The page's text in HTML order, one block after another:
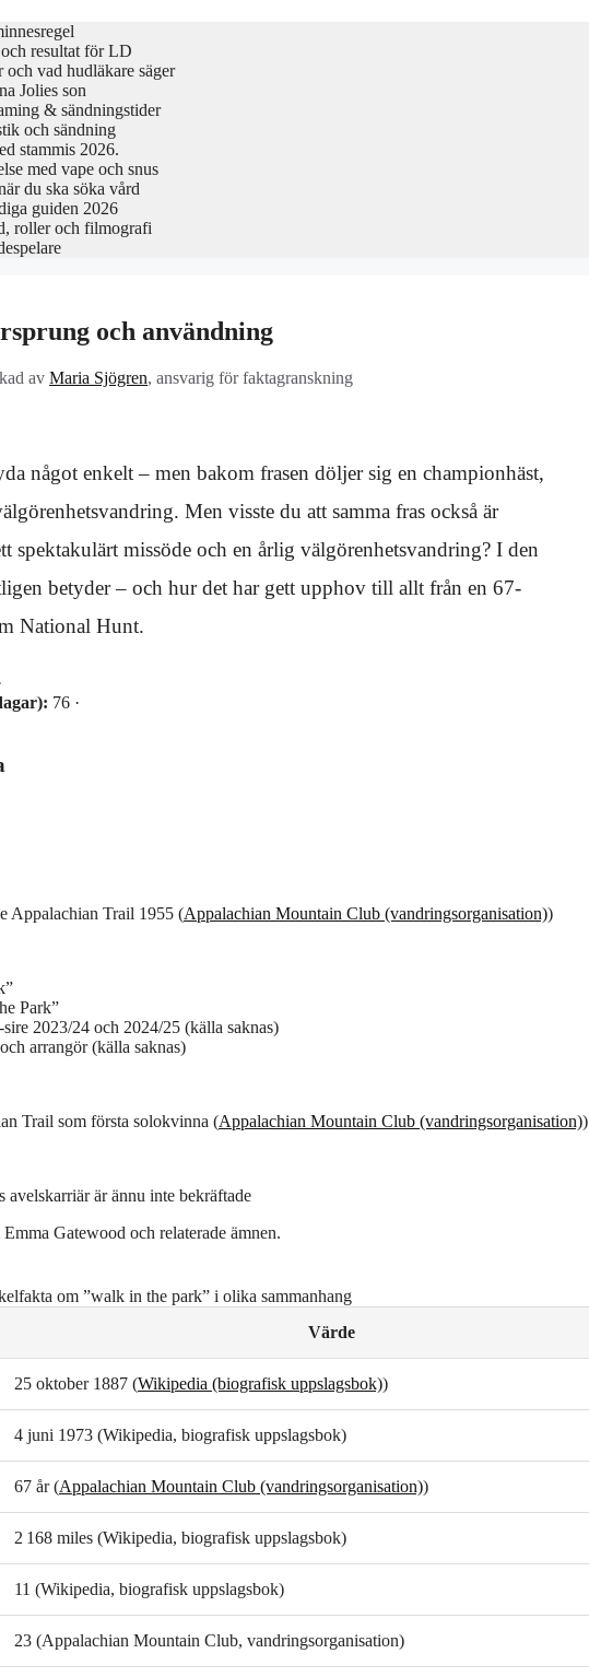
resultat för LD
vad hudläkare säger
Jolies son
& sändningstider
och sändning
stammis 2026.
med vape och snus
du ska söka vård
guiden 2026
roller och filmografi
och användning
av Maria Sjögren, ansvarig för faktagranskning
något enkelt – men bakom frasen döljer sig en championhäst,
Men visste du att samma fras också är
spektakulärt missöde och en årlig välgörenhetsvandring? I den
betyder – och hur det har gett upphov till allt från en 67-
National Hunt.
76 ·
Appalachian Trail 1955 (Appalachian Mountain Club (vandringsorganisation))
Park”
2023/24 och 2024/25 (källa saknas)
arrangör (källa saknas)
Trail som första solokvinna (Appalachian Mountain Club (vandringsorganisation))
avelskarriär är ännu inte bekräftade
Gatewood och relaterade ämnen.
om ”walk in the park” i olika sammanhang
Värde
25 oktober 1887 (Wikipedia (biografisk uppslagsbok))
4 juni 1973 (Wikipedia, biografisk uppslagsbok)
67 år (Appalachian Mountain Club (vandringsorganisation))
2 168 miles (Wikipedia, biografisk uppslagsbok)
11 (Wikipedia, biografisk uppslagsbok)
23 (Appalachian Mountain Club, vandringsorganisation)